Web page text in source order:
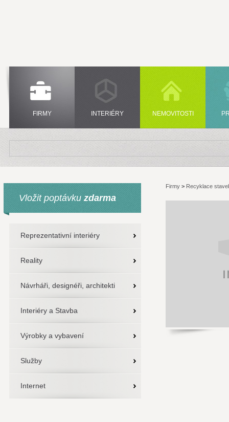
FIRMY INTERIÉRY NEMOVITOSTI
Vložit poptávku zdarma
Reprezentativní interiéry
Reality
Návrháři, designéři, architekti
Interiéry a Stavba
Výrobky a vybavení
Služby
Internet
Firmy > Recyklace